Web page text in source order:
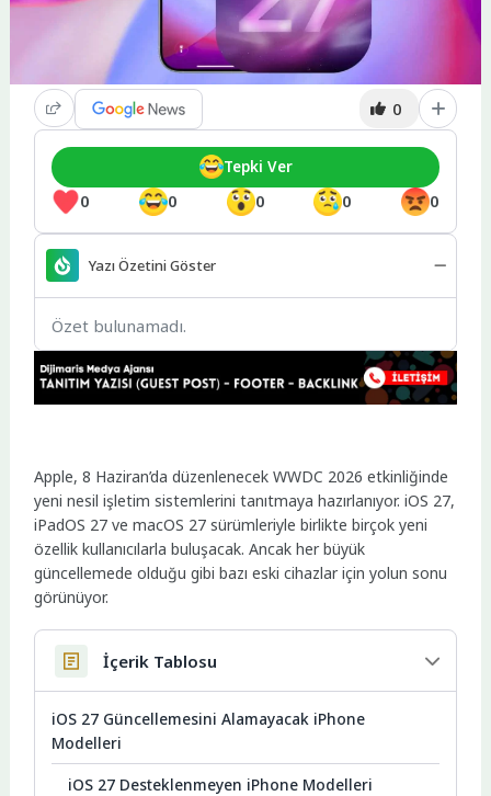
0
0 0 0 0 0
Tepki Ver
Yazı Özetini Göster
Özet bulunamadı.
Apple, 8 Haziran’da düzenlenecek WWDC 2026 etkinliğinde
yeni nesil işletim sistemlerini tanıtmaya hazırlanıyor. iOS 27,
iPadOS 27 ve macOS 27 sürümleriyle birlikte birçok yeni
özellik kullanıcılarla buluşacak. Ancak her büyük
güncellemede olduğu gibi bazı eski cihazlar için yolun sonu
görünüyor.
İçerik Tablosu
iOS 27 Güncellemesini Alamayacak iPhone
Modelleri
iOS 27 Desteklenmeyen iPhone Modelleri